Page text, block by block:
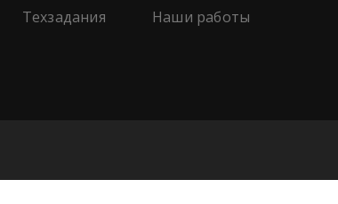
Техзадания
Наши работы